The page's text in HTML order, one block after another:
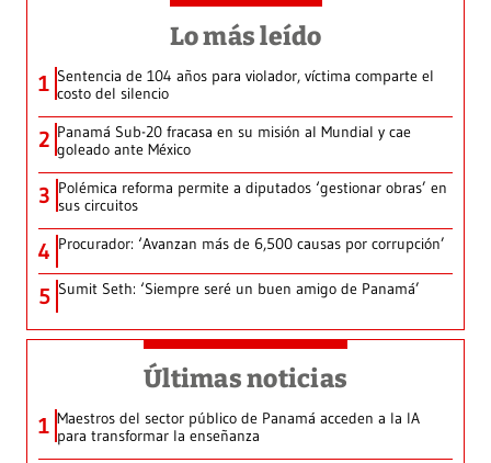
Lo más leído
1 Sentencia de 104 años para violador, víctima comparte el
costo del silencio
2 Panamá Sub-20 fracasa en su misión al Mundial y cae
goleado ante México
3 Polémica reforma permite a diputados ‘gestionar obras’ en
sus circuitos
4 Procurador: ‘Avanzan más de 6,500 causas por corrupción’
5 Sumit Seth: ‘Siempre seré un buen amigo de Panamá’
Últimas noticias
1 Maestros del sector público de Panamá acceden a la IA
para transformar la enseñanza